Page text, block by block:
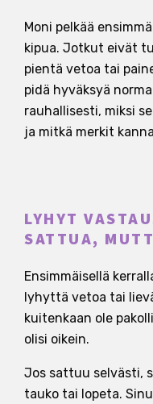
Moni pelkää
kipua. Jotkut eivät
pientä vetoa tai
pidä hyväksyä
rauhallisesti, miksi
ja mitkä merkit
LYHYT
SATTUA,
Ensimmäisellä
lyhyttä vetoa tai
kuitenkaan ole
olisi oikein.
Jos sattuu selvästi,
tauko tai lopeta.